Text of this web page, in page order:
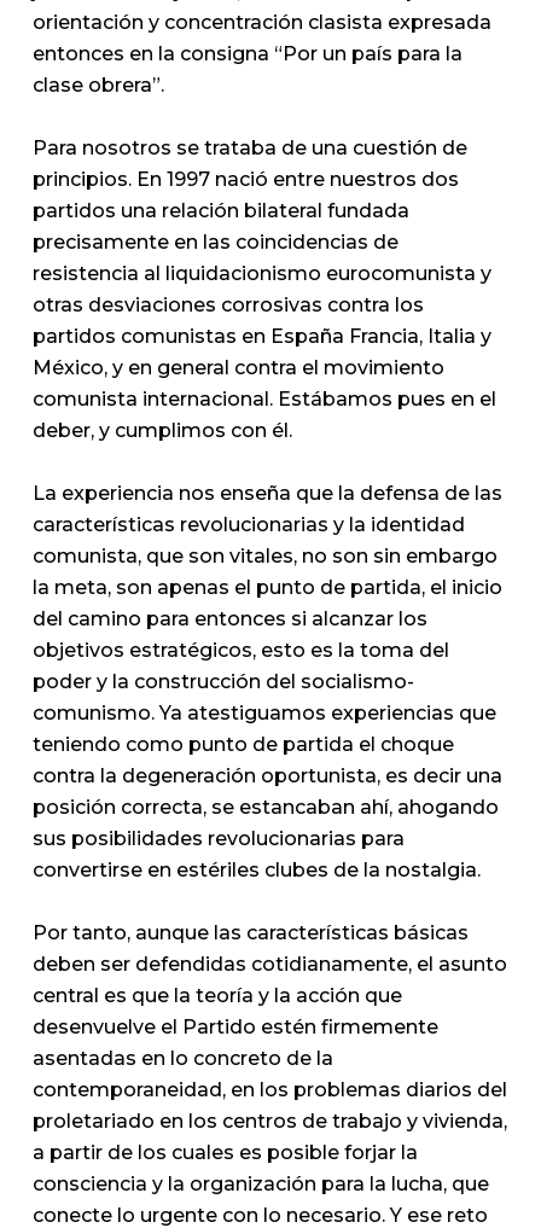
orientación y concentración clasista expresada
entonces en la consigna “Por un país para la
clase obrera”.
Para nosotros se trataba de una cuestión de
principios. En 1997 nació entre nuestros dos
partidos una relación bilateral fundada
precisamente en las coincidencias de
resistencia al liquidacionismo eurocomunista y
otras desviaciones corrosivas contra los
partidos comunistas en España Francia, Italia y
México, y en general contra el movimiento
comunista internacional. Estábamos pues en el
deber, y cumplimos con él.
La experiencia nos enseña que la defensa de las
características revolucionarias y la identidad
comunista, que son vitales, no son sin embargo
la meta, son apenas el punto de partida, el inicio
del camino para entonces si alcanzar los
objetivos estratégicos, esto es la toma del
poder y la construcción del socialismo-
comunismo. Ya atestiguamos experiencias que
teniendo como punto de partida el choque
contra la degeneración oportunista, es decir una
posición correcta, se estancaban ahí, ahogando
sus posibilidades revolucionarias para
convertirse en estériles clubes de la nostalgia.
Por tanto, aunque las características básicas
deben ser defendidas cotidianamente, el asunto
central es que la teoría y la acción que
desenvuelve el Partido estén firmemente
asentadas en lo concreto de la
contemporaneidad, en los problemas diarios del
proletariado en los centros de trabajo y vivienda,
a partir de los cuales es posible forjar la
consciencia y la organización para la lucha, que
conecte lo urgente con lo necesario. Y ese reto